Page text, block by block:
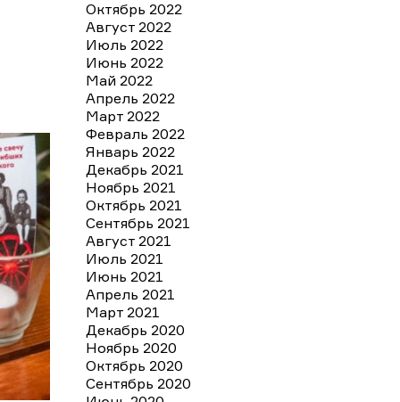
Октябрь 2022
Август 2022
Июль 2022
Июнь 2022
Май 2022
Апрель 2022
Март 2022
Февраль 2022
Январь 2022
Декабрь 2021
Ноябрь 2021
Октябрь 2021
Сентябрь 2021
Август 2021
Июль 2021
Июнь 2021
Апрель 2021
Март 2021
Декабрь 2020
Ноябрь 2020
Октябрь 2020
Сентябрь 2020